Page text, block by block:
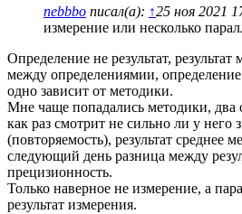
nebbbo писал(а): ↑25 ноя 2021
измерение или несколько
Определение не результат,
между определениямии,
одно зависит от методики.
Мне чаще попадались методики, два
как раз смотрит не сильно ли у него
(повторяемость), результат среднее
следующий день разница между
прецизионность.
Только наверное не измерение, а
результат измерения.